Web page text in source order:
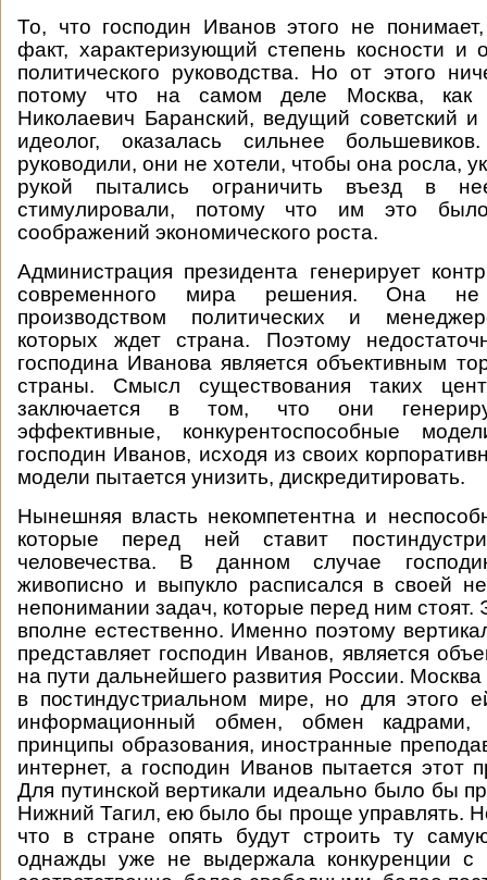
То, что господин Иванов этого не
факт, характеризующий степень косности и
политического руководства. Но от этого
потому что на самом деле Москва, как
Николаевич Баранский, ведущий советский и
идеолог, оказалась сильнее
руководили, они не хотели, чтобы она росла,
рукой пытались ограничить въезд в
стимулировали, потому что им это
соображений экономического роста.
Администрация президента генерирует
современного мира решения. Она не
производством политических и
которых ждет страна. Поэтому
господина Иванова является объективным
страны. Смысл существования таких
заключается в том, что они
эффективные, конкурентоспособные
господин Иванов, исходя из своих
модели пытается унизить, дискредитировать.
Нынешняя власть некомпетентна и
которые перед ней ставит
человечества. В данном случае
живописно и выпукло расписался в своей
непонимании задач, которые перед ним стоят.
вполне естественно. Именно поэтому
представляет господин Иванов, является
на пути дальнейшего развития России. Москва
в постиндустриальном мире, но для этого
информационный обмен, обмен кадрами,
принципы образования, иностранные
интернет, а господин Иванов пытается этот
Для путинской вертикали идеально было бы
Нижний Тагил, ею было бы проще управлять.
что в стране опять будут строить ту
однажды уже не выдержала конкуренции с